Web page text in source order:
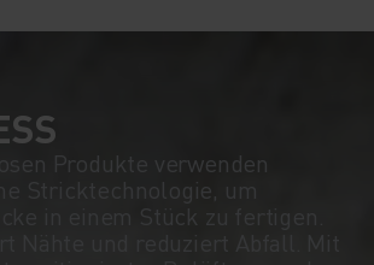
Produkte verwenden
Stricktechnologie, um
in einem Stück zu fertigen.
Nähte und reduziert Abfall. Mit